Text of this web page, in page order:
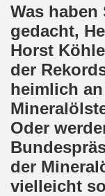
Was
gedacht,
Horst
der
heimlich
Oder
der
vielleicht
am
im
Bewegung am
Montagsdemo-
Protest
am